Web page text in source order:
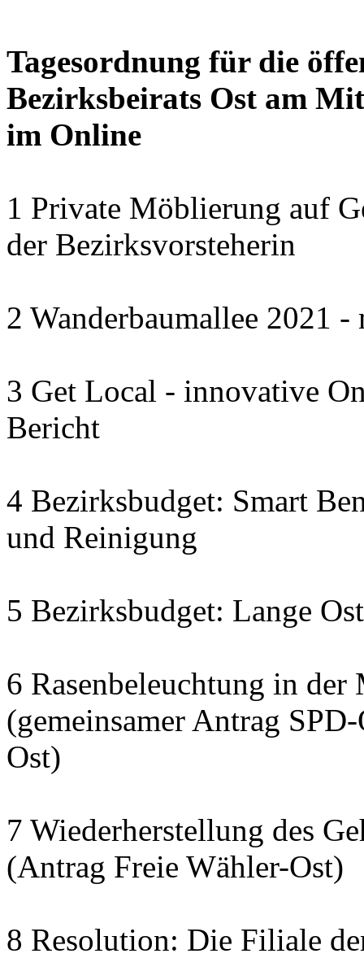
Tagesordnung für die
Bezirksbeirats Ost am
im Online
1 Private Möblierung auf
der Bezirksvorsteherin
2 Wanderbaumallee 2021
3 Get Local - innovative
Bericht
4 Bezirksbudget: Smart
und Reinigung
5 Bezirksbudget: Lange
6 Rasenbeleuchtung in der
(gemeinsamer Antrag
Ost)
7 Wiederherstellung des
(Antrag Freie Wähler-Ost)
8 Resolution: Die Filiale